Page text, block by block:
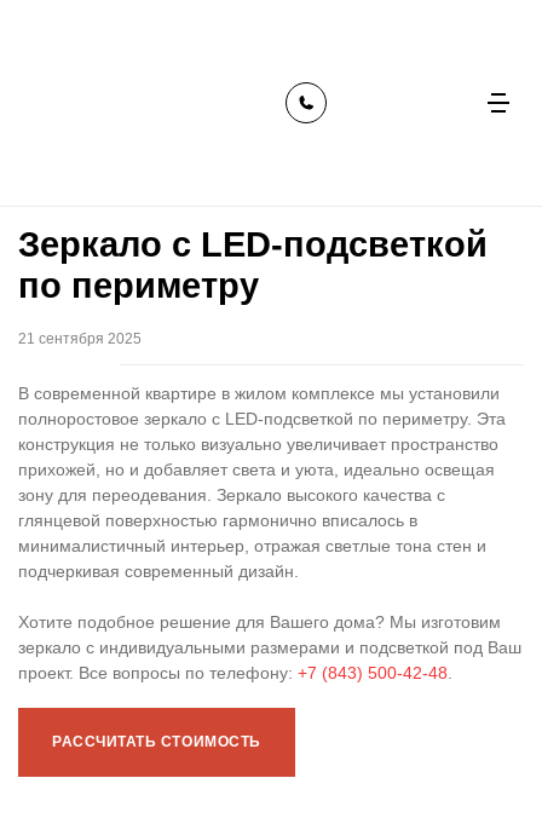
зеркало с led-подсветкой по
Зеркало с LED-подсветкой
по периметру
21 сентября 2025
В современной квартире в жилом комплексе мы установили
полноростовое зеркало с LED-подсветкой по периметру. Эта
конструкция не только визуально увеличивает пространство
прихожей, но и добавляет света и уюта, идеально освещая
зону для переодевания. Зеркало высокого качества с
глянцевой поверхностью гармонично вписалось в
минималистичный интерьер, отражая светлые тона стен и
подчеркивая современный дизайн.
Хотите подобное решение для Вашего дома? Мы изготовим
зеркало с индивидуальными размерами и подсветкой под Ваш
проект. Все вопросы по телефону: +7 (843) 500-42-48
РАССЧИТАТЬ СТОИМОСТЬ